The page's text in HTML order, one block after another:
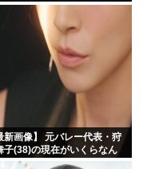
新画像】 元バレー代表・狩
子(38)の現在がいくらなん
即ハボすぎる！